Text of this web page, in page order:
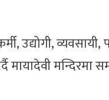
उद्योगी,
मन्दिरमा